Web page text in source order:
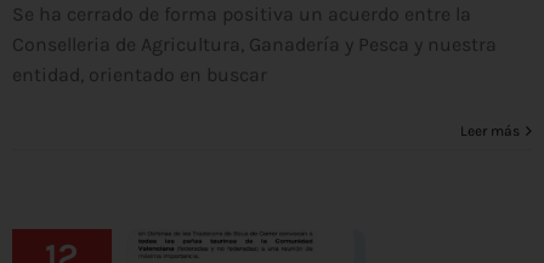
Se ha cerrado de forma positiva un acuerdo entre la
Conselleria de Agricultura, Ganadería y Pesca y nuestra
entidad, orientado en buscar
Leer más